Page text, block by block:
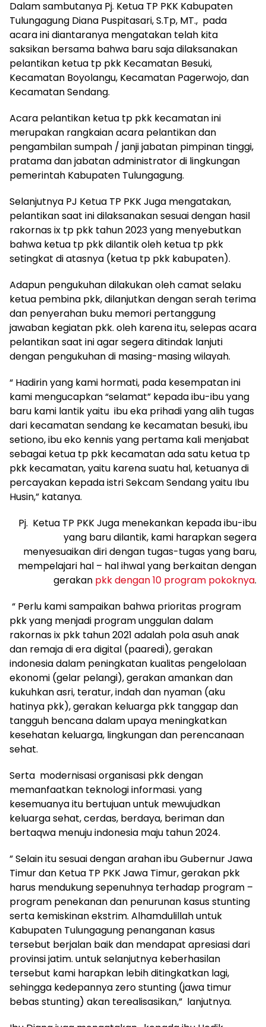
Dalam sambutanya Pj. Ketua TP PKK Kabupaten
Tulungagung Diana Puspitasari, S.Tp, MT., pada
acara ini diantaranya mengatakan telah kita
saksikan bersama bahwa baru saja dilaksanakan
pelantikan ketua tp pkk Kecamatan Besuki,
Kecamatan Boyolangu, Kecamatan Pagerwojo, dan
Kecamatan Sendang.
Acara pelantikan ketua tp pkk kecamatan ini
merupakan rangkaian acara pelantikan dan
pengambilan sumpah / janji jabatan pimpinan tinggi,
pratama dan jabatan administrator di lingkungan
pemerintah Kabupaten Tulungagung.
Selanjutnya PJ Ketua TP PKK Juga mengatakan,
pelantikan saat ini dilaksanakan sesuai dengan hasil
rakornas ix tp pkk tahun 2023 yang menyebutkan
bahwa ketua tp pkk dilantik oleh ketua tp pkk
setingkat di atasnya (ketua tp pkk kabupaten).
Adapun pengukuhan dilakukan oleh camat selaku
ketua pembina pkk, dilanjutkan dengan serah terima
dan penyerahan buku memori pertanggung
jawaban kegiatan pkk. oleh karena itu, selepas acara
pelantikan saat ini agar segera ditindak lanjuti
dengan pengukuhan di masing-masing wilayah.
“ Hadirin yang kami hormati, pada kesempatan ini
kami mengucapkan “selamat” kepada ibu-ibu yang
baru kami lantik yaitu ibu eka prihadi yang alih tugas
dari kecamatan sendang ke kecamatan besuki, ibu
setiono, ibu eko kennis yang pertama kali menjabat
sebagai ketua tp pkk kecamatan ada satu ketua tp
pkk kecamatan, yaitu karena suatu hal, ketuanya di
percayakan kepada istri Sekcam Sendang yaitu Ibu
Husin,” katanya.
Pj. Ketua TP PKK Juga menekankan kepada ibu-ibu
yang baru dilantik, kami harapkan segera
menyesuaikan diri dengan tugas-tugas yang baru,
mempelajari hal – hal ihwal yang berkaitan dengan
gerakan pkk dengan 10 program pokoknya.
“ Perlu kami sampaikan bahwa prioritas program
pkk yang menjadi program unggulan dalam
rakornas ix pkk tahun 2021 adalah pola asuh anak
dan remaja di era digital (paaredi), gerakan
indonesia dalam peningkatan kualitas pengelolaan
ekonomi (gelar pelangi), gerakan amankan dan
kukuhkan asri, teratur, indah dan nyaman (aku
hatinya pkk), gerakan keluarga pkk tanggap dan
tangguh bencana dalam upaya meningkatkan
kesehatan keluarga, lingkungan dan perencanaan
sehat.
Serta modernisasi organisasi pkk dengan
memanfaatkan teknologi informasi. yang
kesemuanya itu bertujuan untuk mewujudkan
keluarga sehat, cerdas, berdaya, beriman dan
bertaqwa menuju indonesia maju tahun 2024.
” Selain itu sesuai dengan arahan ibu Gubernur Jawa
Timur dan Ketua TP PKK Jawa Timur, gerakan pkk
harus mendukung sepenuhnya terhadap program –
program penekanan dan penurunan kasus stunting
serta kemiskinan ekstrim. Alhamdulillah untuk
Kabupaten Tulungagung penanganan kasus
tersebut berjalan baik dan mendapat apresiasi dari
provinsi jatim. untuk selanjutnya keberhasilan
tersebut kami harapkan lebih ditingkatkan lagi,
sehingga kedepannya zero stunting (jawa timur
bebas stunting) akan terealisasikan,” lanjutnya.